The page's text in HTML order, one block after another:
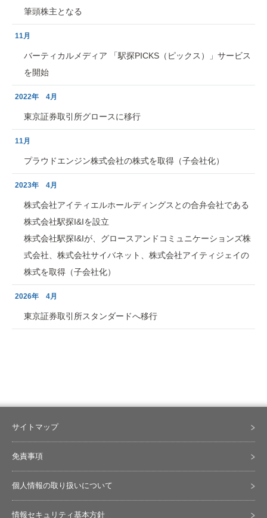
筆頭株主となる
11月
バーティカルメディア 「駅探PICKS（ピックス）」サービス
を開始
2022年 4月
東京証券取引所グロースに移行
11月
プラウドエンジン株式会社の株式を取得（子会社化）
2023年 4月
株式会社アイティエルホールディングスとの合弁会社である
株式会社駅探I&Iを設立
株式会社駅探I&Iが、グロースアンドコミュニケーションズ株
式会社、株式会社サイバネット、株式会社アイティジェイの
株式を取得（子会社化）
2026年 4月
東京証券取引所スタンダードへ移行
サイトマップ
免責事項
個人情報の取り扱いについて
情報セキュリティ基本方針